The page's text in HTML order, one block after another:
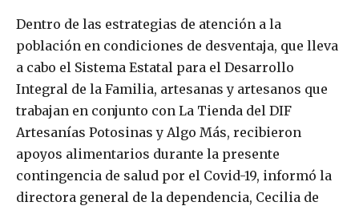
Dentro de las estrategias de atención a la
población en condiciones de desventaja, que lleva
a cabo el Sistema Estatal para el Desarrollo
Integral de la Familia, artesanas y artesanos que
trabajan en conjunto con La Tienda del DIF
Artesanías Potosinas y Algo Más, recibieron
apoyos alimentarios durante la presente
contingencia de salud por el Covid-19, informó la
directora general de la dependencia, Cecilia de